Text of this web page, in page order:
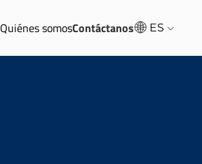
Quiénes somosContáctanos ES